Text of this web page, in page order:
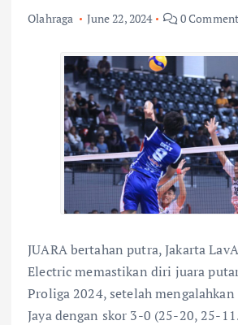
Olahraga June 22, 2024 0
JUARA bertahan putra, Jakarta
Electric memastikan diri juara
Proliga 2024, setelah mengalahkan
Jaya dengan skor 3-0 (25-20, 25-